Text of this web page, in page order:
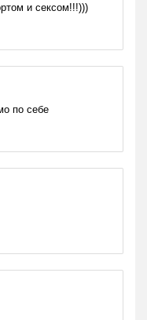
и сексом!!!)))
по себе